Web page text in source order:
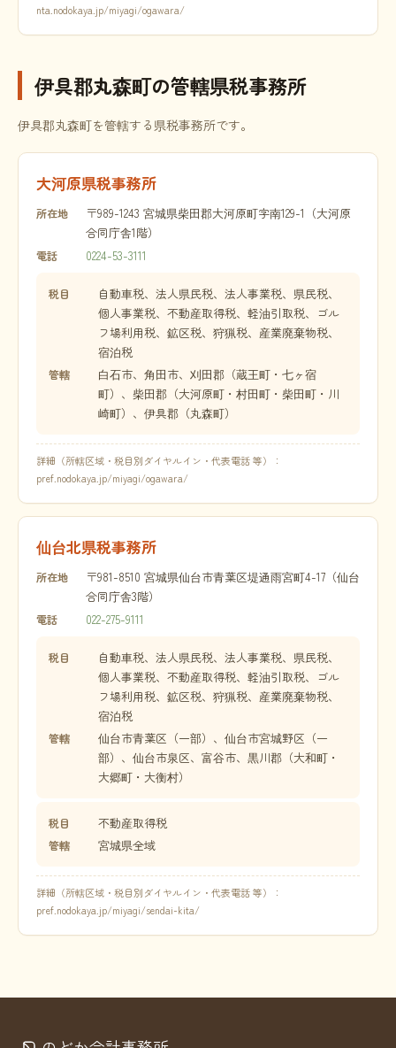
nta.nodokaya.jp/miyagi/ogawara/
伊具郡丸森町の管轄県税事務所
伊具郡丸森町を管轄する県税事務所です。
大河原県税事務所
所在地
〒989-1243 宮城県柴田郡大河原町字南129-1（大河原
合同庁舎1階）
電話 0224-53-3111
税目
自動車税、法人県民税、法人事業税、県民税、
個人事業税、不動産取得税、軽油引取税、ゴル
フ場利用税、鉱区税、狩猟税、産業廃棄物税、
宿泊税
管轄
白石市、角田市、刈田郡（蔵王町・七ヶ宿
町）、柴田郡（大河原町・村田町・柴田町・川
崎町）、伊具郡（丸森町）
詳細（所轄区域・税目別ダイヤルイン・代表電話 等）：
pref.nodokaya.jp/miyagi/ogawara/
仙台北県税事務所
所在地
〒981-8510 宮城県仙台市青葉区堤通雨宮町4-17（仙台
合同庁舎3階）
電話 022-275-9111
税目
自動車税、法人県民税、法人事業税、県民税、
個人事業税、不動産取得税、軽油引取税、ゴル
フ場利用税、鉱区税、狩猟税、産業廃棄物税、
宿泊税
管轄
仙台市青葉区（一部）、仙台市宮城野区（一
部）、仙台市泉区、富谷市、黒川郡（大和町・
大郷町・大衡村）
税目 不動産取得税
管轄 宮城県全域
詳細（所轄区域・税目別ダイヤルイン・代表電話 等）：
pref.nodokaya.jp/miyagi/sendai-kita/